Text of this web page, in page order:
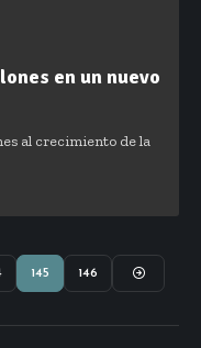
en un nuevo
al crecimiento de la
145 146